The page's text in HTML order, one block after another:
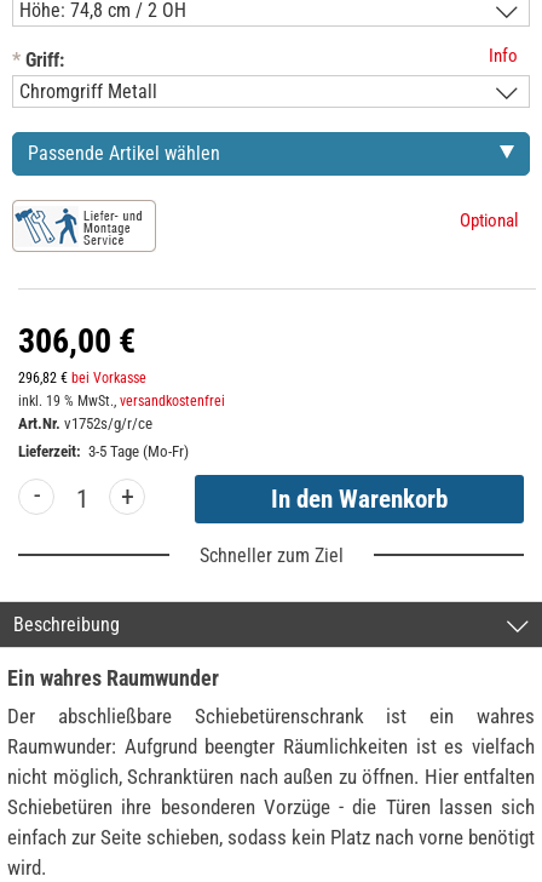
* Griff: Info
Passende Artikel wählen
Optional
306,00 €
296,82 € bei Vorkasse
inkl. 19 % MwSt., versandkostenfrei
Art.Nr. v1752s/g/r/ce
Lieferzeit: 3-5 Tage (Mo-Fr)
- +
Schneller zum Ziel
Beschreibung
Ein wahres Raumwunder
Der abschließbare Schiebetürenschrank ist ein wahres
Raumwunder: Aufgrund beengter Räumlichkeiten ist es vielfach
nicht möglich, Schranktüren nach außen zu öffnen. Hier entfalten
Schiebetüren ihre besonderen Vorzüge - die Türen lassen sich
einfach zur Seite schieben, sodass kein Platz nach vorne benötigt
wird.